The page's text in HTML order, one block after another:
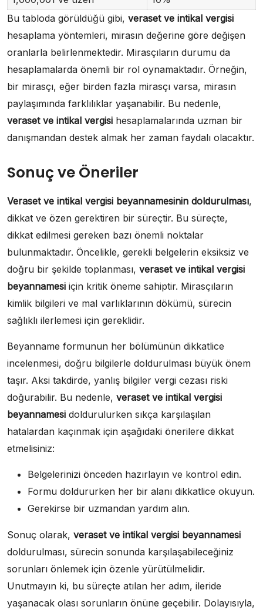
Bu tabloda görüldüğü gibi, veraset ve intikal vergisi
hesaplama yöntemleri, mirasın değerine göre değişen
oranlarla belirlenmektedir. Mirasçıların durumu da
hesaplamalarda önemli bir rol oynamaktadır. Örneğin,
bir mirasçı, eğer birden fazla mirasçı varsa, mirasın
paylaşımında farklılıklar yaşanabilir. Bu nedenle,
veraset ve intikal vergisi hesaplamalarında uzman bir
danışmandan destek almak her zaman faydalı olacaktır.
Sonuç ve Öneriler
Veraset ve intikal vergisi beyannamesinin doldurulması,
dikkat ve özen gerektiren bir süreçtir. Bu süreçte,
dikkat edilmesi gereken bazı önemli noktalar
bulunmaktadır. Öncelikle, gerekli belgelerin eksiksiz ve
doğru bir şekilde toplanması, veraset ve intikal vergisi
beyannamesi için kritik öneme sahiptir. Mirasçıların
kimlik bilgileri ve mal varlıklarının dökümü, sürecin
sağlıklı ilerlemesi için gereklidir.
Beyanname formunun her bölümünün dikkatlice
incelenmesi, doğru bilgilerle doldurulması büyük önem
taşır. Aksi takdirde, yanlış bilgiler vergi cezası riski
doğurabilir. Bu nedenle, veraset ve intikal vergisi
beyannamesi doldurulurken sıkça karşılaşılan
hatalardan kaçınmak için aşağıdaki önerilere dikkat
etmelisiniz:
Belgelerinizi önceden hazırlayın ve kontrol edin.
Formu doldururken her bir alanı dikkatlice okuyun.
Gerekirse bir uzmandan yardım alın.
Sonuç olarak, veraset ve intikal vergisi beyannamesi
doldurulması, sürecin sonunda karşılaşabileceğiniz
sorunları önlemek için özenle yürütülmelidir.
Unutmayın ki, bu süreçte atılan her adım, ileride
yaşanacak olası sorunların önüne geçebilir. Dolayısıyla,